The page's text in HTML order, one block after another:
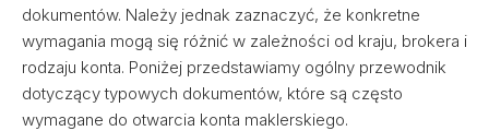
dokumentów. Należy jednak zaznaczyć, że konkretne
wymagania mogą się różnić w zależności od kraju, brokera i
rodzaju konta. Poniżej przedstawiamy ogólny przewodnik
dotyczący typowych dokumentów, które są często
wymagane do otwarcia konta maklerskiego.